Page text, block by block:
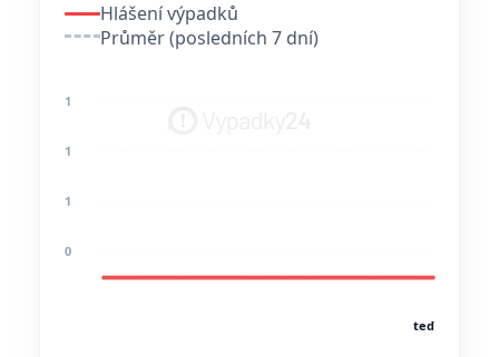
Hlášení výpadků
Průměr (posledních 7 dní)
1
1
1
0
teď